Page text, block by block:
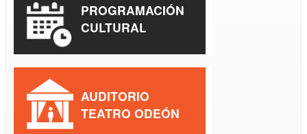
PROGRAMACIÓN
CULTURAL
AUDITORIO
TEATRO ODEÓN